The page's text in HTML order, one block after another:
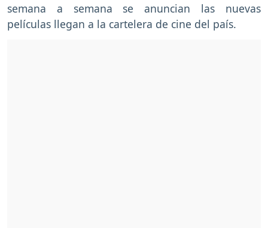
semana a semana se anuncian las nuevas
películas llegan a la cartelera de cine del país.